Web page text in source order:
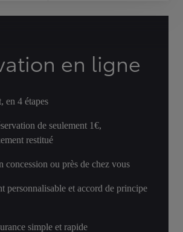
en ligne
en 4 étapes
de seulement 1€,
restitué
concession ou près de chez vous
personnalisable et accord de principe
simple et rapide